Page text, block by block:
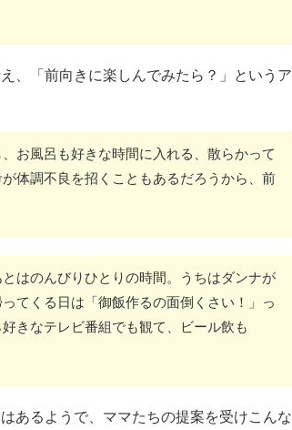
、「前向きに楽しんでみたら？」というア
お風呂も好きな時間に入れる、散らかって
体調不良を招くこともあるだろうから、前
はのんびりひとりの時間。うちはダンナが
てくる日は「御飯作るの面倒くさい！」っ
きなテレビ番組でも観て、ビール飲も
あるようで、ママたちの提案を受けこんな